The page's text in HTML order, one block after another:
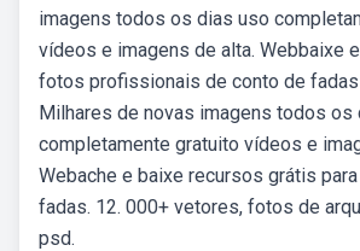
imagens todos os dias uso
vídeos e imagens de alta. Webbaixe
fotos profissionais de conto de fadas
Milhares de novas imagens todos os
completamente gratuito vídeos e
Webache e baixe recursos grátis
fadas. 12. 000+ vetores, fotos de
psd.